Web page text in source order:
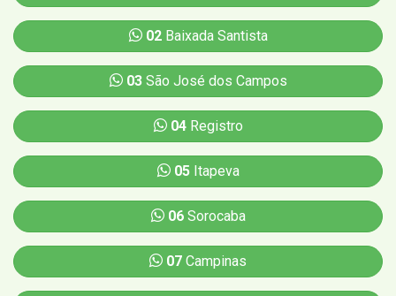
02Baixada Santista
03São José dos Campos
04Registro
05Itapeva
06Sorocaba
07 Campinas